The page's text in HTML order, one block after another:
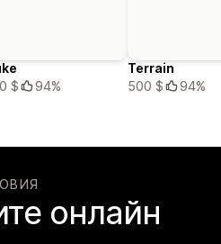
$
94%
Terrain
500 $
94%
онлайн